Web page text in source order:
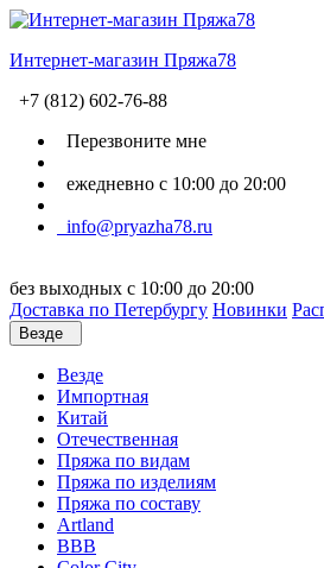
Интернет-магазин Пряжа78
+7 (812) 602-76-88
Перезвоните мне
ежедневно с 10:00 до 20:00
info@pryazha78.ru
без выходных с 10:00 до 20:00
Доставка по Петербургу Новинки
Везде
Везде
Импортная
Китай
Отечественная
Пряжа по видам
Пряжа по изделиям
Пряжа по составу
Artland
BBB